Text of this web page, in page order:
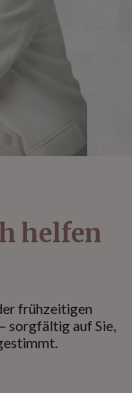
helfen
frühzeitigen
sorgfältig auf Sie,